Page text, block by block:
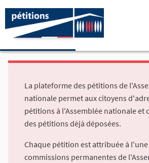
La plateforme des pétitions de
nationale permet aux citoyens
pétitions à l'Assemblée nationale et
des pétitions déjà déposées.
Chaque pétition est attribuée à
commissions permanentes de